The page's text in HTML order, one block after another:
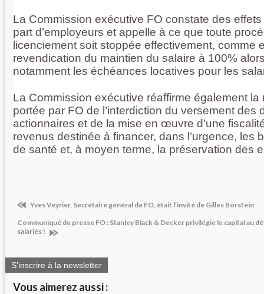
La Commission exécutive FO constate des effets
part d’employeurs et appelle à ce que toute
licenciement soit stoppée effectivement, comme
revendication du maintien du salaire à 100%
notamment les échéances locatives pour les
La Commission exécutive réaffirme également la
portée par FO de l’interdiction du versement des
actionnaires et de la mise en œuvre d’une
revenus destinée à financer, dans l’urgence, les
de santé et, à moyen terme, la préservation des
Yves Veyrier, Secrétaire général de FO, était l’invité de Gilles Borstein
Communiqué de presse FO : Stanley Black & Decker privilégie le capital au
salariés !
S'inscrire à la newsletter
Vous aimerez aussi :